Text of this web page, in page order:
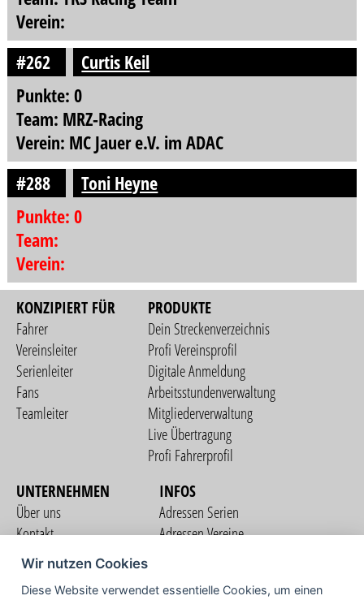
Verein:
#262
Curtis Keil
Punkte: 0
Team: MRZ-Racing
Verein: MC Jauer e.V. im ADAC
#288
Toni Heyne
Punkte: 0
Team:
Verein:
KONZIPIERT FÜR
Fahrer
Vereinsleiter
Serienleiter
Fans
Teamleiter
PRODUKTE
Dein Streckenverzeichnis
Profi Vereinsprofil
Digitale Anmeldung
Arbeitsstundenverwaltung
Mitgliederverwaltung
Live Übertragung
Profi Fahrerprofil
UNTERNEHMEN
Über uns
Kontakt
Nutzungsbedingungen
Datenschutzerklärung
INFOS
Adressen Serien
Adressen Vereine
Wir nutzen Cookies
Diese Website verwendet essentielle Cookies, um einen